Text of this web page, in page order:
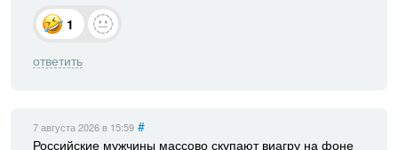
1
ответить
7 августа 2026 в 15:59 #
Российские мужчины массово скупают виагру на фоне